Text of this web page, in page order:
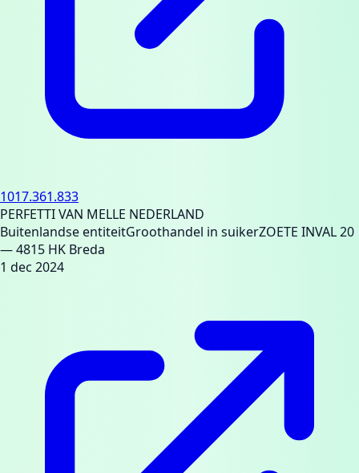
1017.361.833
PERFETTI VAN MELLE NEDERLAND
Buitenlandse entiteitGroothandel in suikerZOETE INVAL 20
— 4815 HK Breda
1 dec 2024